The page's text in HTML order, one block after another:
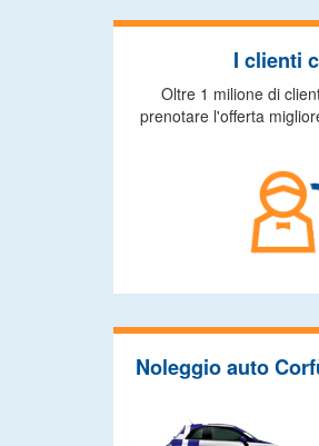
I clienti
Oltre 1 milione di
prenotare l'offerta
Noleggio auto